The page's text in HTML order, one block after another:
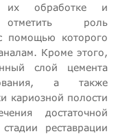
их обработке и
роль
помощью которого
Кроме этого,
слой цемента
а также
кариозной полости
достаточной
реставрации